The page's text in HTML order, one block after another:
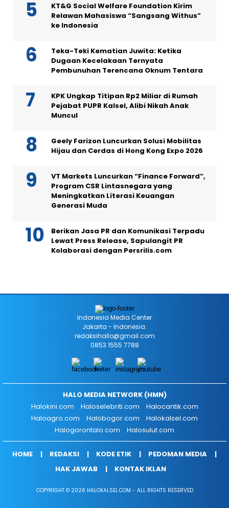
KT&G Social Welfare Foundation Kirim
Relawan Mahasiswa “Sangsang Withus”
ke Indonesia
Teka-Teki Kematian Juwita: Ketika
Dugaan Kecelakaan Ternyata
Pembunuhan Terencana Oknum Tentara
KPK Ungkap Titipan Rp2 Miliar di Rumah
Pejabat PUPR Kalsel, Alibi Nikah Anak
Muncul
Geely Farizon Luncurkan Solusi Mobilitas
Hijau dan Cerdas di Hong Kong Expo 2026
VT Markets Luncurkan “Finance Forward”,
Program CSR Lintasnegara yang
Meningkatkan Literasi Keuangan
Generasi Muda
Berikan Jasa PR dan Komunikasi Terpadu
Lewat Press Release, Sapulangit PR
Kolaborasi dengan Persrilis.com
Indonesia Media Center
Jakarta - Indonesia.
redaksihallo@gmail.com
0853 1555 7788
HALO MEDIA NETWORK (HMN)
Halokini.com
Haloselebriti.com
Halocantik.com
Haloagro.com
Halobogor.com
Halokalsel.com
Halogorontalo.com
Halosulut.com
HOME REDAKSI KODE ETIK
PEDOMAN MEDIA
HAK JAWAB
KONTAK IKLAN
COPYRIGHT © 2026 HALOKALSEL.COM - ALL RIGHTS RESERVED